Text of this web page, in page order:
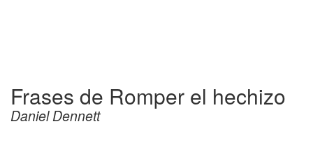
Frases de Romper el hechizo
Daniel Dennett